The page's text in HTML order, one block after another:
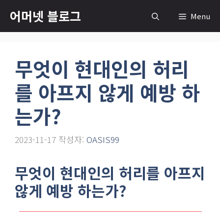
츠
어머넷 블로그 Menu
무엇이 현대인의 허리
를 아프지 않게 예방 하
는가?
2023-11-17 작성자: OASIS99
무엇이 현대인의 허리를 아프지
않게 예방 하는가?